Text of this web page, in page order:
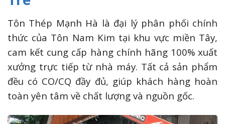
Tôn Thép Mạnh Hà là đại lý phân phối chính
thức của Tôn Nam Kim tại khu vực miền Tây,
cam kết cung cấp hàng chính hãng 100% xuất
xưởng trực tiếp từ nhà máy. Tất cả sản phẩm
đều có CO/CQ đầy đủ, giúp khách hàng hoàn
toàn yên tâm về chất lượng và nguồn gốc.